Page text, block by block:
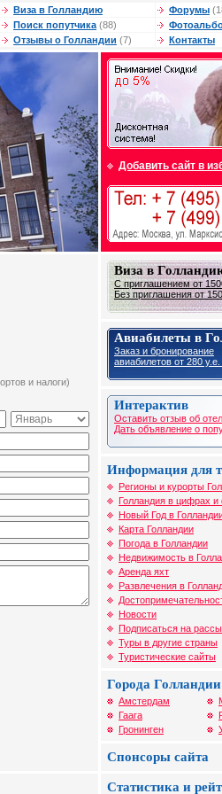
Виза в Голландию Форумы
Поиск попутчика (88)
Отзывы о Голландии (7) Контакты
Добавить сайт в
и налоги)
Виза в
С приглашением от
Без приглашения от
Авиабилеты в
Заказ и бронирование
авиабилетов от 280
Интерактив
Оставить отзыв об
Дать объявление о
Информация для
Регионы и курорты
Голландия в цифрах и
Новый Год в
Карта Голландии
Погода в Голландии
Недвижимость в
Аренда яхт
Развлечения в
Новости
Подписаться на
Туры в другие страны
Туристические сайты
Города Голландии
Амстердам
Гаага
Гронинген
Спонсоры сайта
Статистика и